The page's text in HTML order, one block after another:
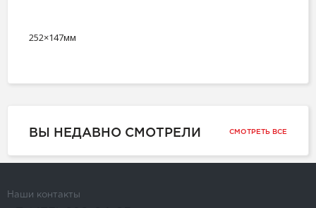
252×147мм
ВЫ НЕДАВНО СМОТРЕЛИ СМОТРЕТЬ ВСЕ
Наши контакты